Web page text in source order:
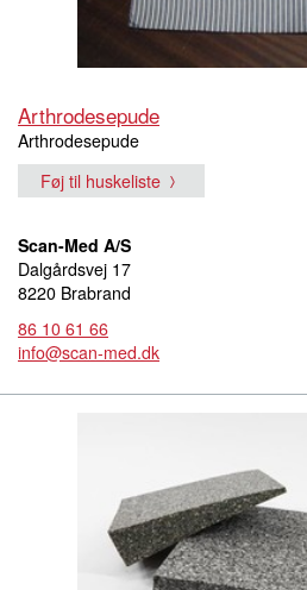
Arthrodesepude
Arthrodesepude
Føj til huskeliste
Scan-Med A/S
Dalgårdsvej 17
8220 Brabrand
86 10 61 66
info@scan-med.dk